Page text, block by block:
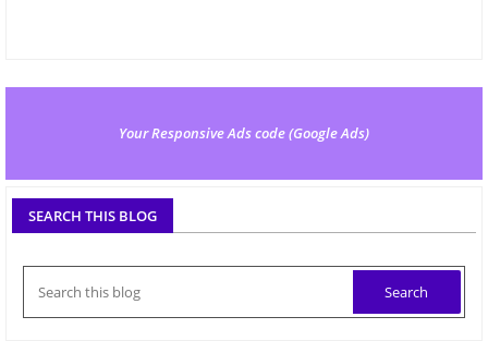
Your Responsive Ads code (Google Ads)
SEARCH THIS BLOG